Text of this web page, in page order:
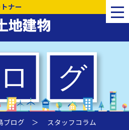
ナー
ブログ ＞ スタッフコラム